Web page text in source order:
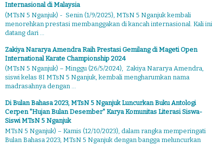
Internasional di Malaysia
(MTsN 5 Nganjuk) - Senin (1/9/2025), MTsN 5 Nganjuk kembali
menorehkan prestasi membanggakan di kancah internasional. Kali ini
datang dari ...
Zakiya Nararya Amendra Raih Prestasi Gemilang di Mageti Open
International Karate Championship 2024
(MTsN 5 Nganjuk) – Minggu (26/5/2024), Zakiya Nararya Amendra,
siswi kelas 8I MTsN 5 Nganjuk, kembali mengharumkan nama
madrasahnya dengan ...
Di Bulan Bahasa 2023, MTsN 5 Nganjuk Luncurkan Buku Antologi
Cerpen "Hujan Bulan Desember" Karya Komunitas Literasi Siswa-
Siswi MTsN 5 Nganjuk
MTsN 5 Nganjuk) – Kamis (12/10/2023), dalam rangka memperingati
Bulan Bahasa 2023, MTsN 5 Nganjuk dengan bangga meluncurkan